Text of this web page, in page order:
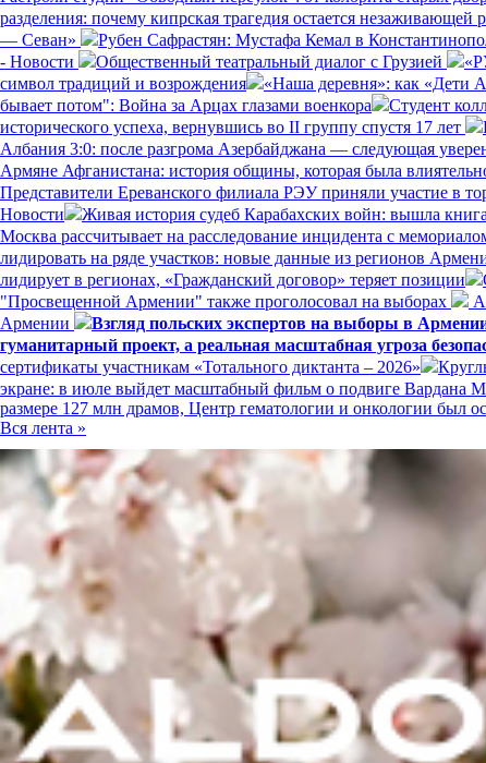
разделения: почему кипрская трагедия остается
— Севан»
Рубен Сафрастян: Мустафа Кемал в
- Новости
Общественный театральный диалог с Грузией
символ традиций и возрождения
«Наша деревня»: как «Дети
бывает потом": Война за Арцах глазами военкора
Студент
исторического успеха, вернувшись во II группу спустя 17 лет
Албания 3:0: после разгрома Азербайджана — следующая
Армяне Афганистана: история общины, которая была
Представители Ереванского филиала РЭУ приняли участие в
Новости
Живая история судеб Карабахских войн: вышла
Москва рассчитывает на расследование инцидента с
лидировать на ряде участков: новые данные из регионов
лидирует в регионах, «Гражданский договор» теряет позиции
"Просвещенной Армении" также проголосовал на выборах
Армении
Взгляд польских экспертов на выборы в
гуманитарный проект, а реальная масштабная угроза
сертификаты участникам «Тотального диктанта – 2026»
экране: в июле выйдет масштабный фильм о подвиге Вардана
размере 127 млн драмов, Центр гематологии и онкологии был
Вся лента »